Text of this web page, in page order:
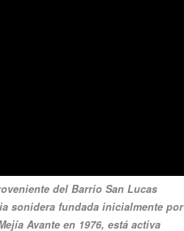
del Barrio San Lucas
sonidera fundada inicialmente por
Avante en 1976, está activa